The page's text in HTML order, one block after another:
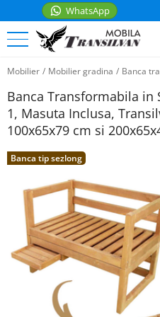
la
conținutul
principal
WhatsApp
Mobilier / Mobilier gradina / Banca
Banca Transformabila in
1, Masuta Inclusa,
100x65x79 cm si
Banca tip sezlong
PATURI
Paturi
de
o
persoana
Paturi
matrimoniale
Paturi
etajate
Paturi
pentru
MOBILIER
Mese
Scaune
Coltare
bucatarie
ACCESORII
Accesorii
bucatarie
Casa
Saltele
Lenjerii
Articole
WhatsApp